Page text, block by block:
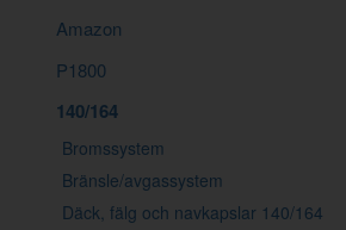
Amazon
P1800
140/164
Bromssystem
Bränsle/avgassystem
Däck, fälg och navkapslar 140/164